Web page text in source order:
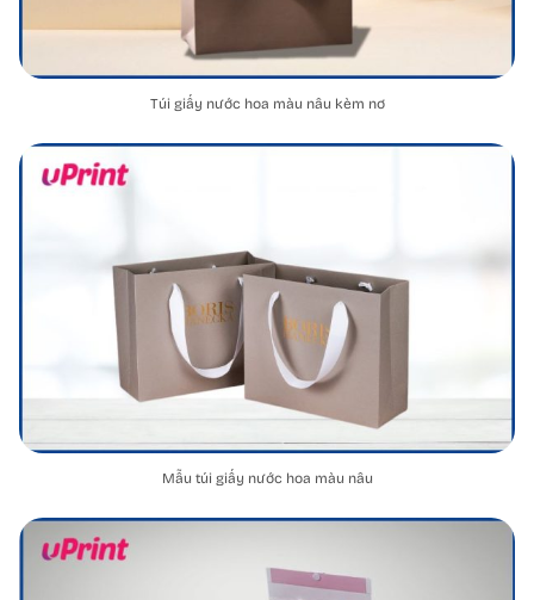
Túi giấy nước hoa màu nâu kèm nơ
Mẫu túi giấy nước hoa màu nâu